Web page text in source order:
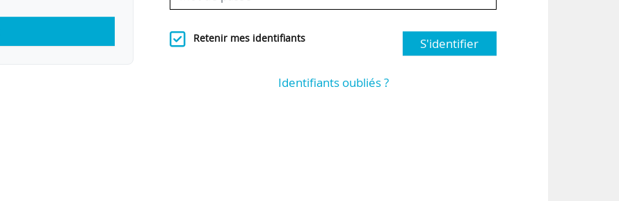
Retenir mes identifiants S'identifier
Identifiants oubliés ?